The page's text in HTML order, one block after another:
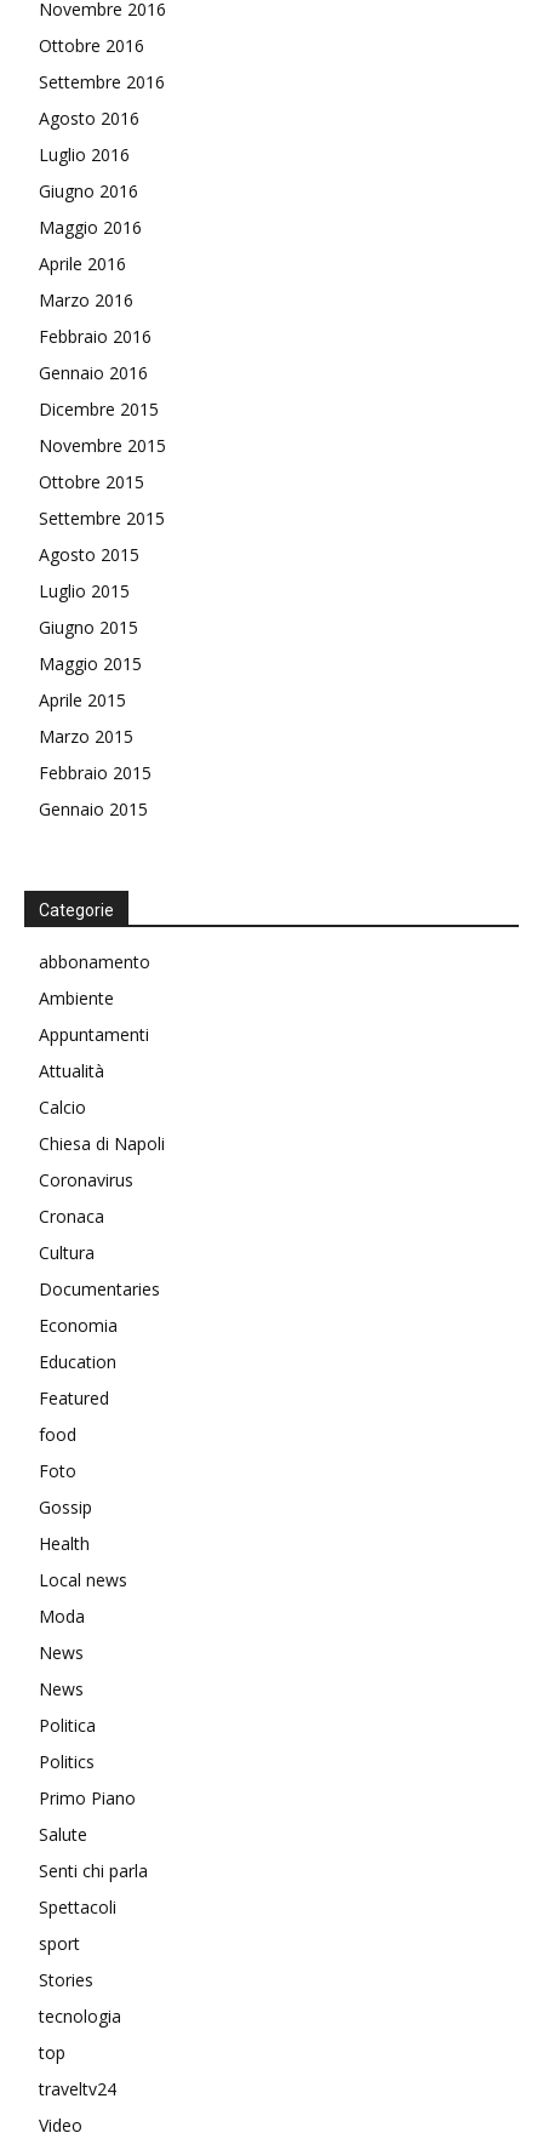
Novembre 2016
Ottobre 2016
Settembre 2016
Agosto 2016
Luglio 2016
Giugno 2016
Maggio 2016
Aprile 2016
Marzo 2016
Febbraio 2016
Gennaio 2016
Dicembre 2015
Novembre 2015
Ottobre 2015
Settembre 2015
Agosto 2015
Luglio 2015
Giugno 2015
Maggio 2015
Aprile 2015
Marzo 2015
Febbraio 2015
Gennaio 2015
Categorie
abbonamento
Ambiente
Appuntamenti
Attualità
Calcio
Chiesa di Napoli
Coronavirus
Cronaca
Cultura
Documentaries
Economia
Education
Featured
food
Foto
Gossip
Health
Local news
Moda
News
News
Politica
Politics
Primo Piano
Salute
Senti chi parla
Spettacoli
sport
Stories
tecnologia
top
traveltv24
Video